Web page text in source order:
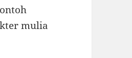
mulia